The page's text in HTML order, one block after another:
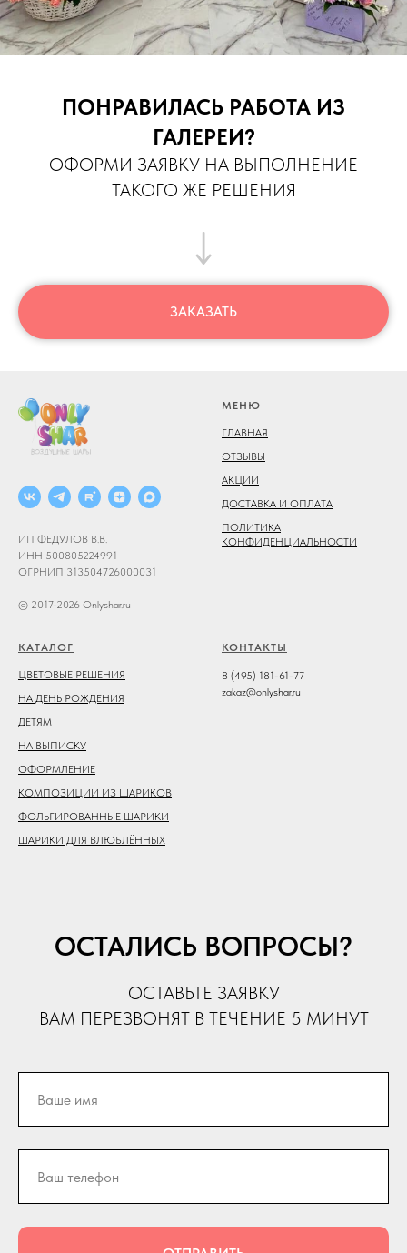
ПОНРАВИЛАСЬ РАБОТА ИЗ
ГАЛЕРЕИ?
ОФОРМИ ЗАЯВКУ НА ВЫПОЛНЕНИЕ
ТАКОГО ЖЕ РЕШЕНИЯ
ЗАКАЗАТЬ
ИП ФЕДУЛОВ В.В.
ИНН 500805224991
ОГРНИП 313504726000031
© 2017-2026 Onlyshar.ru
МЕНЮ
ГЛАВНАЯ
ОТЗЫВЫ
АКЦИИ
ДОСТАВКА И ОПЛАТА
ПОЛИТИКА
КОНФИДЕНЦИАЛЬНОСТИ
КАТАЛОГ
ЦВЕТОВЫЕ РЕШЕНИЯ
НА ДЕНЬ РОЖДЕНИЯ
ДЕТЯМ
НА ВЫПИСКУ
ОФОРМЛЕНИЕ
КОМПОЗИЦИИ ИЗ ШАРИКОВ
ФОЛЬГИРОВАННЫЕ ШАРИКИ
ШАРИКИ ДЛЯ ВЛЮБЛЁННЫХ
КОНТАКТЫ
8 (495) 181-61-77
zakaz@onlyshar.ru
ОСТАЛИСЬ ВОПРОСЫ?
ОСТАВЬТЕ ЗАЯВКУ
ВАМ ПЕРЕЗВОНЯТ В ТЕЧЕНИЕ 5 МИНУТ